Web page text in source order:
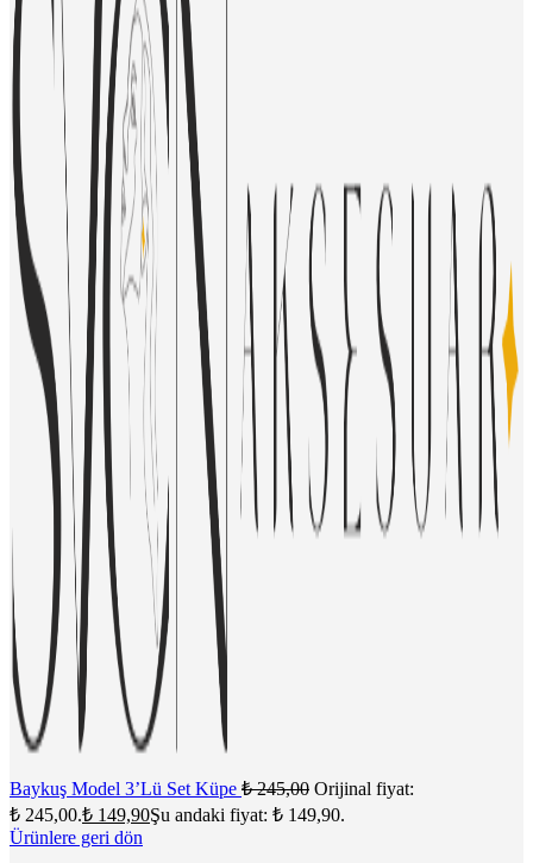
Baykuş Model 3’Lü Set Küpe ₺245,00 Orijinal fiyat:
₺ 245,00.₺ 149,90Şu andaki fiyat: ₺ 149,90.
Ürünlere geri dön